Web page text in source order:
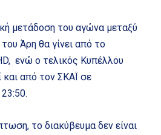
μετάδοση του αγώνα μεταξύ
Άρη θα γίνει από τo
ενώ ο τελικός Κυπέλλου
από τον ΣΚΑΪ σε
το διακύβευμα δεν είναι